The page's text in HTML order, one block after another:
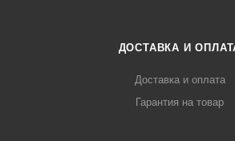
ДОСТАВКА И
Доставка и оплата
Гарантия на товар